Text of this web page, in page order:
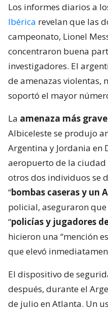
Los informes diarios a
Ibérica revelan que las
campeonato, Lionel
concentraron buena
investigadores. El
de amenazas violentas,
soportó el mayor
La amenaza más grave
Albiceleste se produjo
Argentina y Jordania en
aeropuerto de la
otros dos individuos se
“bombas caseras y un
policial, aseguraron
“policías y jugadores
hicieron una “mención
que elevó
El dispositivo de
después, durante el
de julio en Atlanta. Un